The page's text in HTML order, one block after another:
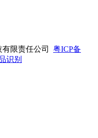
有限责任公司 粤ICP备
识别